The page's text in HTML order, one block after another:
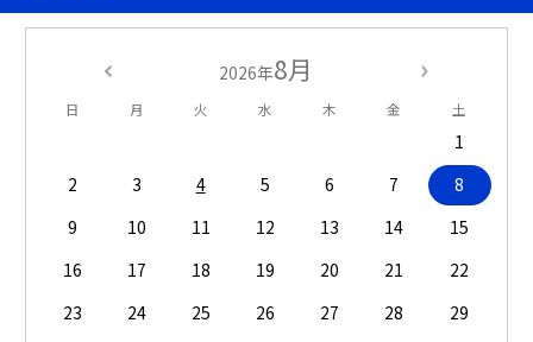
2026年8月
日 月 火 水 木 金 土
1
2
3 4 5 6 7
8
9
10 11 12 13 14
15
16
17 18 19 20 21
22
23
24 25 26 27 28
29